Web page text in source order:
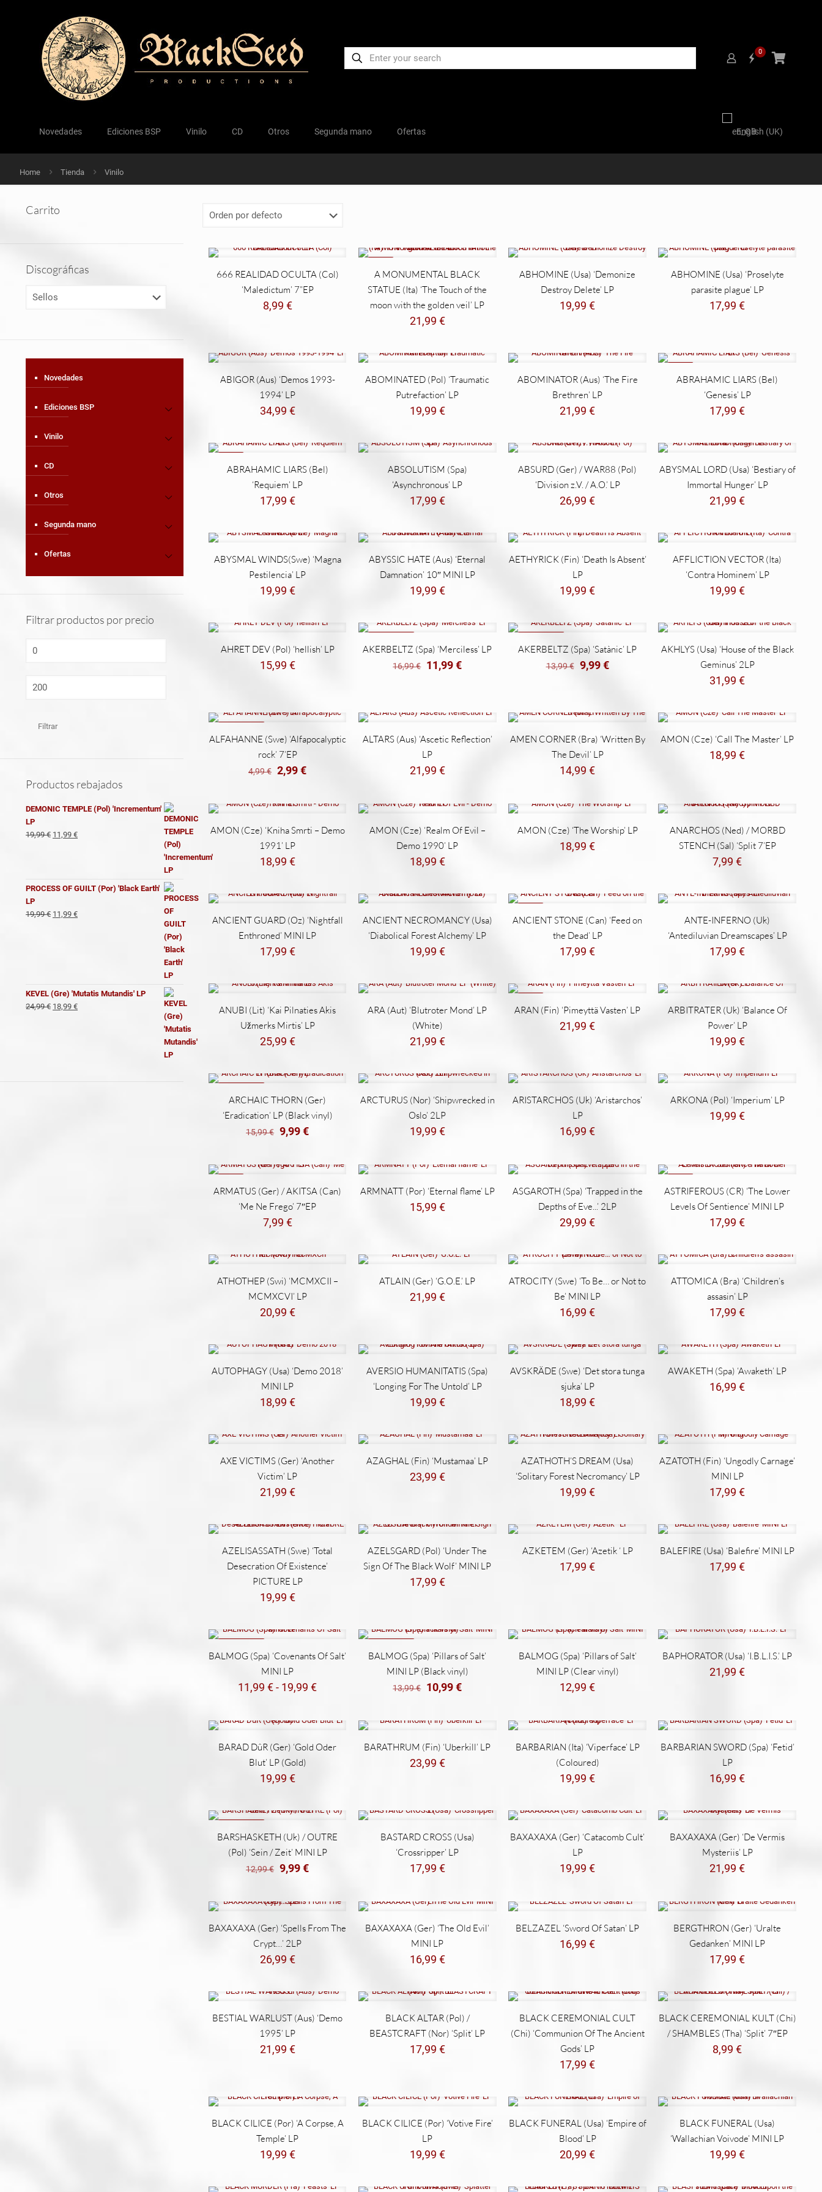
0
Novedades Ediciones BSP Vinilo CD Otros Segunda mano Ofertas English (UK)
Home Tienda Vinilo
666 REALIDAD OCULTA (Col)
‘Maledictum’ 7”EP
8,99 €
A MONUMENTAL BLACK
STATUE (Ita) ‘The Touch of the
moon with the golden veil’ LP
21,99 €
ABHOMINE (Usa) ‘Demonize
Destroy Delete’ LP
19,99€
ABHOMINE (Usa) ‘Proselyte
parasite plague’ LP
17,99€
ABIGOR (Aus) ‘Demos 1993-
1994’ LP
34,99 €
ABOMINATED (Pol) ‘Traumatic
Putrefaction’ LP
19,99 €
ABOMINATOR (Aus) ‘The Fire
Brethren’ LP
21,99€
ABRAHAMIC LIARS (Bel)
‘Genesis’ LP
17,99€
ABRAHAMIC LIARS (Bel)
‘Requiem’ LP
17,99 €
ABSOLUTISM (Spa)
‘Asynchronous’ LP
17,99 €
ABSURD (Ger) / WAR88 (Pol)
‘Division z.V. / A.O.’ LP
26,99€
ABYSMAL LORD (Usa) ‘Bestiary of
Immortal Hunger’ LP
21,99€
ABYSMAL WINDS(Swe) ‘Magna
Pestilencia’ LP
19,99 €
ABYSSIC HATE (Aus) ‘Eternal
Damnation’ 10″ MINI LP
19,99 €
AETHYRICK (Fin) ‘Death Is Absent’
LP
19,99€
AFFLICTION VECTOR (Ita)
‘Contra Hominem’ LP
19,99€
AHRET DEV (Pol) ‘hellish’ LP
15,99 €
AKERBELTZ (Spa) ‘Merciless’ LP
16,99€ El
16,99 €.
11,99€El
11,99 €.
AKERBELTZ (Spa) ‘Satànic’ LP
13,99€ El
13,99 €.
9,99€El
9,99 €.
AKHLYS (Usa) ‘House of the Black
Geminus’ 2LP
31,99€
ALFAHANNE (Swe) ‘Alfapocalyptic
rock’ 7’EP
4,99€ El
era:
2,99€El
es:
ALTARS (Aus) ‘Ascetic Reflection’
LP
21,99 €
AMEN CORNER (Bra) ‘Written By
The Devil’ LP
14,99€
AMON (Cze) ‘Call The Master’ LP
18,99€
AMON (Cze) ‘Kniha Smrti – Demo
1991’ LP
18,99 €
AMON (Cze) ‘Realm Of Evil –
Demo 1990’ LP
18,99 €
AMON (Cze) ‘The Worship’ LP
18,99€
ANARCHOS (Ned) / MORBD
STENCH (Sal) ‘Split 7’EP
7,99€
ANCIENT GUARD (Oz) ‘Nightfall
Enthroned’ MINI LP
17,99 €
ANCIENT NECROMANCY (Usa)
‘Diabolical Forest Alchemy’ LP
19,99 €
ANCIENT STONE (Can) ‘Feed on
the Dead’ LP
17,99€
ANTE-INFERNO (Uk)
‘Antediluvian Dreamscapes’ LP
17,99€
ANUBI (Lit) ‘Kai Pilnaties Akis
Užmerks Mirtis’ LP
25,99 €
ARA (Aut) ‘Blutroter Mond’ LP
(White)
21,99 €
ARAN (Fin) ‘Pimeyttä Vasten’ LP
21,99€
ARBITRATER (Uk) ‘Balance Of
Power’ LP
19,99€
ARCHAIC THORN (Ger)
‘Eradication’ LP (Black vinyl)
15,99€ El
era:
9,99€El
es:
ARCTURUS (Nor) ‘Shipwrecked in
Oslo’ 2LP
19,99 €
ARISTARCHOS (Uk) ‘Aristarchos’
LP
16,99€
ARKONA (Pol) ‘Imperium’ LP
19,99€
ARMATUS (Ger) / AKITSA (Can)
‘Me Ne Frego’ 7″EP
7,99 €
ARMNATT (Por) ‘Eternal flame’ LP
15,99 €
ASGAROTH (Spa) ‘Trapped in the
Depths of Eve​.​.​.’ 2LP
29,99€
ASTRIFEROUS (CR) ‘The Lower
Levels Of Sentience’ MINI LP
17,99€
ATHOTHEP (Swi) ‘MCMXCII –
MCMXCVI’ LP
20,99 €
ATLAIN (Ger) ‘G.O.E.’ LP
21,99 €
ATROCITY (Swe) ‘To Be… or Not to
Be’ MINI LP
16,99€
ATTOMICA (Bra) ‘Children’s
assasin’ LP
17,99€
AUTOPHAGY (Usa) ‘Demo 2018’
MINI LP
18,99 €
AVERSIO HUMANITATIS (Spa)
‘Longing For The Untold’ LP
19,99 €
AVSKRÄDE (Swe) ‘Det stora tunga
sjuka’ LP
18,99€
AWAKETH (Spa) ‘Awaketh’ LP
16,99€
AXE VICTIMS (Ger) ‘Another
Victim’ LP
21,99 €
AZAGHAL (Fin) ‘Mustamaa’ LP
23,99 €
AZATHOTH’S DREAM (Usa)
‘Solitary Forest Necromancy’ LP
19,99€
AZATOTH (Fin) ‘Ungodly Carnage’
MINI LP
17,99€
AZELISASSATH (Swe) ‘Total
Desecration Of Existence’
PICTURE LP
19,99 €
AZELSGARD (Pol) ‘Under The
Sign Of The Black Wolf’ MINI LP
17,99 €
AZKETEM (Ger) ‘Azetik ‘ LP
17,99€
BALEFIRE (Usa) ‘Balefire’ MINI LP
17,99€
BALMOG (Spa) ‘Covenants Of Salt’
MINI LP
11,99€- 19,99€Rango
desde
hasta
BALMOG (Spa) ‘Pillars of Salt’
MINI LP (Black vinyl)
13,99€ El
era:
10,99€El
es:
BALMOG (Spa) ‘Pillars of Salt’
MINI LP (Clear vinyl)
12,99€
BAPHORATOR (Usa) ‘I.B.L.I.S.’ LP
21,99€
BARAD DûR (Ger) ‘Gold Oder
Blut’ LP (Gold)
19,99 €
BARATHRUM (Fin) ‘Uberkill’ LP
23,99 €
BARBARIAN (Ita) ‘Viperface’ LP
(Coloured)
19,99€
BARBARIAN SWORD (Spa) ‘Fetid’
LP
16,99€
BARSHASKETH (Uk) / OUTRE
(Pol) ‘Sein / Zeit’ MINI LP
12,99€ El
era:
9,99€El
es:
BASTARD CROSS (Usa)
‘Crossripper’ LP
17,99 €
BAXAXAXA (Ger) ‘Catacomb Cult’
LP
19,99€
BAXAXAXA (Ger) ‘De Vermis
Mysteriis’ LP
21,99€
BAXAXAXA (Ger) ‘Spells From The
Crypt…’ 2LP
26,99 €
BAXAXAXA (Ger) ‘The Old Evil’
MINI LP
16,99 €
BELZAZEL ‘Sword Of Satan’ LP
16,99€
BERGTHRON (Ger) ‘Uralte
Gedanken’ MINI LP
17,99€
BESTIAL WARLUST (Aus) ‘Demo
1995’ LP
21,99 €
BLACK ALTAR (Pol) /
BEASTCRAFT (Nor) ‘Split’ LP
17,99 €
BLACK CEREMONIAL CULT
(Chi) ‘Communion Of The Ancient
Gods’ LP
17,99€
BLACK CEREMONIAL KULT (Chi)
/ SHAMBLES (Tha) ‘Split’ 7″EP
8,99€
BLACK CILICE (Por) ‘A Corpse, A
Temple’ LP
19,99 €
BLACK CILICE (Por) ‘Votive Fire’
LP
19,99 €
BLACK FUNERAL (Usa) ‘Empire of
Blood’ LP
20,99€
BLACK FUNERAL (Usa)
‘Wallachian Voivode’ MINI LP
19,99€
Carrito
Discográficas
Novedades
Ediciones BSP
Vinilo
CD
Otros
Segunda mano
Ofertas
Filtrar productos por precio
Filtrar
Productos rebajados
DEMONIC TEMPLE (Pol) 'Incrementum'
LP
19,99€ El
19,99 €.
11,99 €El
11,99 €.
PROCESS OF GUILT (Por) 'Black Earth'
LP
19,99€ El
11,99 €El
KEVEL (Gre) 'Mutatis Mutandis' LP
24,99€ El
18,99 €El